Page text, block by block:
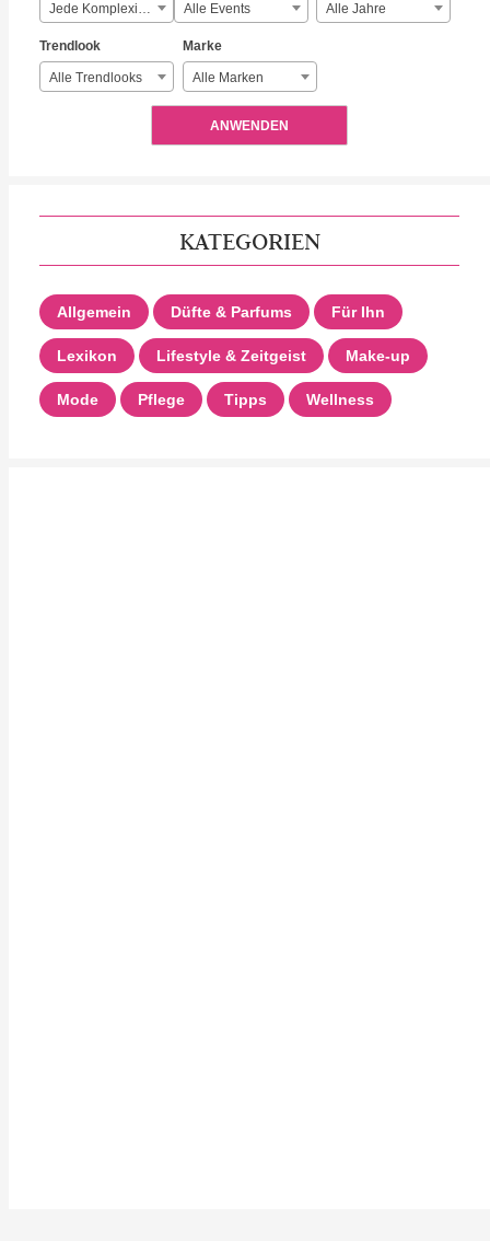
Jede Komplexität Alle Events Alle Jahre
Trendlook
Alle Trendlooks
Marke
Alle Marken
ANWENDEN
KATEGORIEN
Allgemein Düfte & Parfums Für Ihn
Lexikon Lifestyle & Zeitgeist Make-up
Mode Pflege Tipps Wellness